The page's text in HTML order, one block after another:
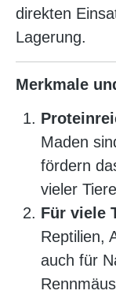
direkten
Lagerung.
Merkmale
Maden
fördern
vieler
Für viele
Reptilien,
auch für